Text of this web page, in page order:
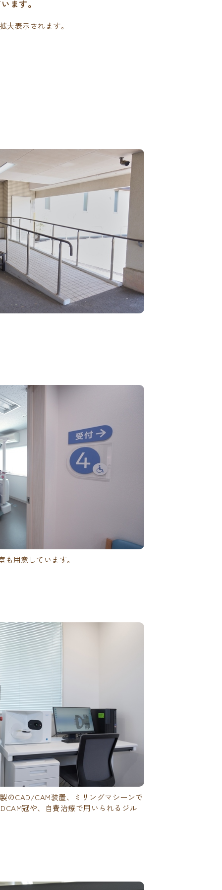
ます。
表示されます。
用意しています。
のCAD/CAM装置、ミリングマシーンで
冠や、自費治療で用いられるジル